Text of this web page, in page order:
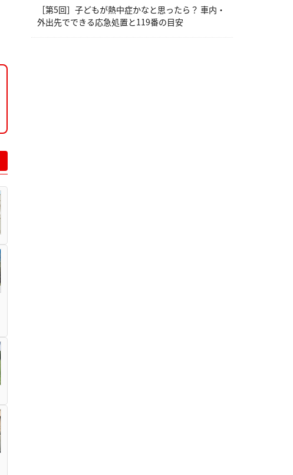
［第5回］子どもが熱中症かなと思ったら？ 車内・
外出先でできる応急処置と119番の目安